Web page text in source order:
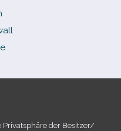
Privatsphäre der Besitzer/​